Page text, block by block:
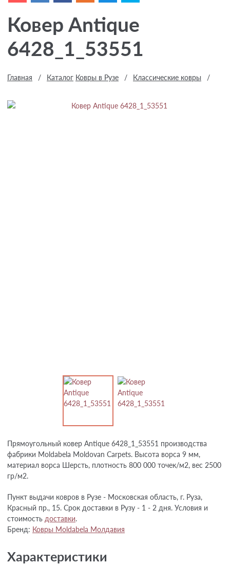
Ковер Antique
6428_1_53551
Главная / Каталог Ковры в Рузе / Классические ковры /
Прямоугольный ковер Antique 6428_1_53551 производства
фабрики Moldabela Moldovan Carpets. Высота ворса 9 мм,
материал ворса Шерсть, плотность 800 000 точек/м2, вес 2500
гр/м2.
Пункт выдачи ковров в Рузе - Московская область, г. Руза,
Красный пр., 15. Срок доставки в Рузу - 1 - 2 дня. Условия и
стоимость доставки.
Бренд: Ковры Moldabela Молдавия
Характеристики